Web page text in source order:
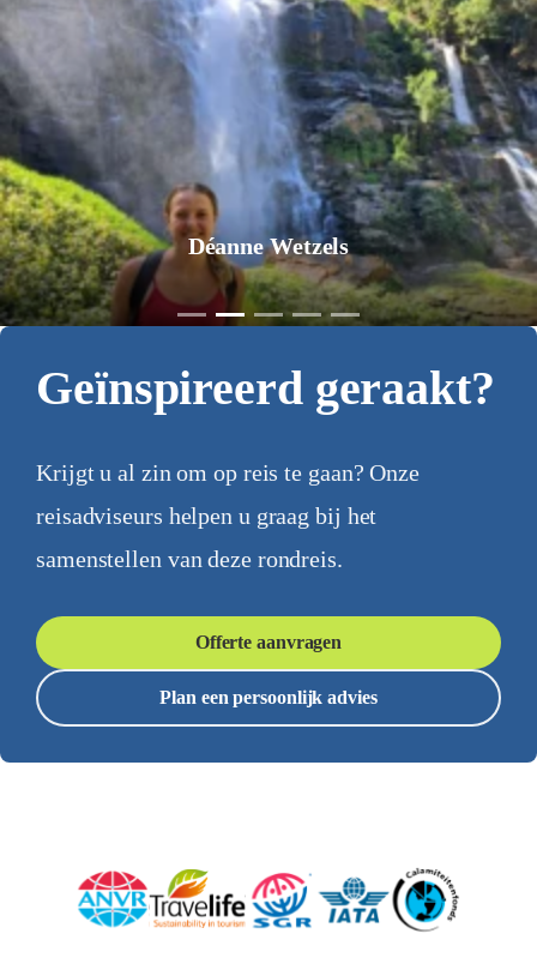
Jurgen Pol
Geïnspireerd geraakt?
Krijgt u al zin om op reis te gaan? Onze
reisadviseurs helpen u graag bij het
samenstellen van deze rondreis.
Offerte aanvragen
Plan een persoonlijk advies